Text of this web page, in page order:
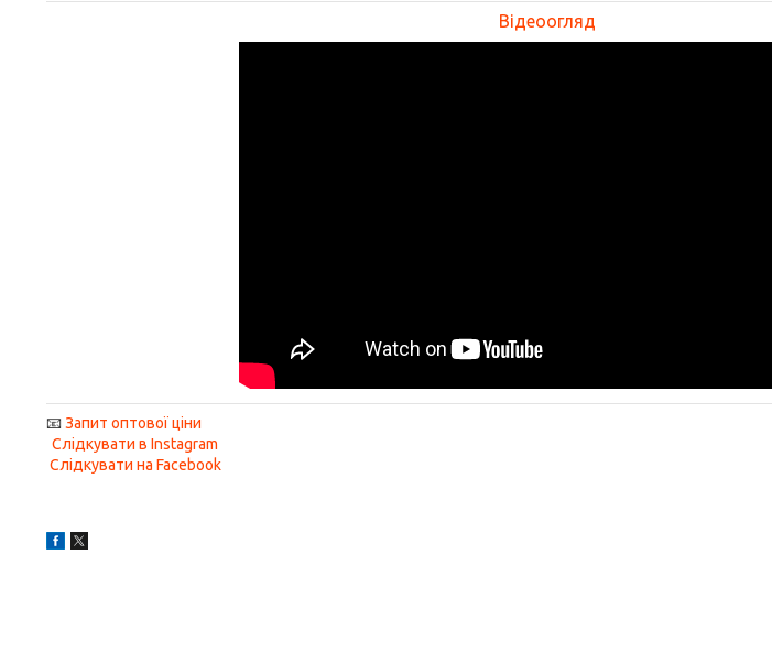
Відеоогляд
📧Запит оптової ціни
Слідкувати в Instagram
Слідкувати на Facebook